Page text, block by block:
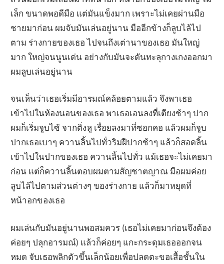
เล็ก ขนาดพอดีมือ แต่มันแข็งมาก เพราะไม่เคยผ่านมือ
ชายมาก่อน ผมจับมันเล่นอยู่นาน มืออีกข้างก็ลูบไล้ไป
ตาม ร่างกายของเธอ ไปจนถึงเต่านาของเธอ มันใหญ่
มาก ใหญ่จนนูนเด่น อย่างกับมันจะดันทะลุกางเกงออกมา
ผมลูบเล่นอยู่นาน
จนเห็นว่าเธอเริ่มมีอารมณ์คล้อยตามแล้ว จึงพาเธอ
เข้าไปในห้องนอนของเธอ พาเธอเอนลงที่เตียงช้าๆ ปาก
ผมก็เริ่มจูบไซ้ จากติ่งหู เรื่อยลงมาที่ซอกคอ แล้วผมก็จูบ
ปากเธอเบาๆ ควานลิ้นไปทั่วริมฝีปากช้าๆ แล้วก็สอดลิ้น
เข้าไปในปากของเธอ ควานลิ้นไปทั่ว แม้เธอจะไม่เคยมา
ก่อน แต่ก็ควานลิ้นตอบผมตามสัญชาตญาณ มือผมค่อย
ลูบไล้ไปตามส่วนต่างๆ ของร่างกาย แล้วก็มาหยุดที่
หน้าอกของเธอ
ผมเล่นกับมันอยู่นานพอสมควร (เธอไม่เคยมาก่อนจึงต้อง
ค่อยๆ ปลุกอารมณ์) แล้วก็ค่อยๆ แกะกระดุมเธอออกจน
หมด จับเธอพลิกตัวขึ้นเล็กน้อยเพื่อปลดตะขอเสื้อชั้นใน